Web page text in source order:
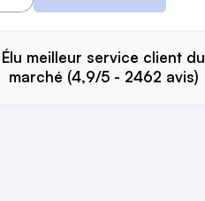
Élu meilleur service client du
marché (4,9/5 - 2462 avis)